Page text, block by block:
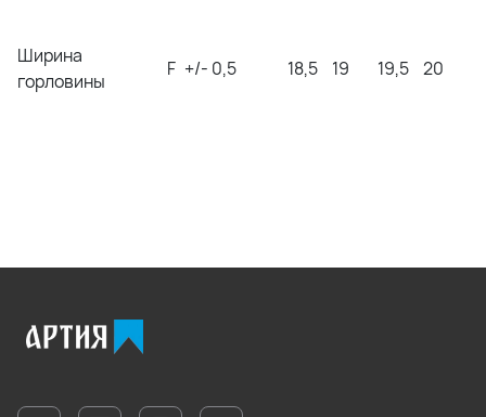
Ширина
горловины
F +/- 0,5 18,5 19 19,5 20